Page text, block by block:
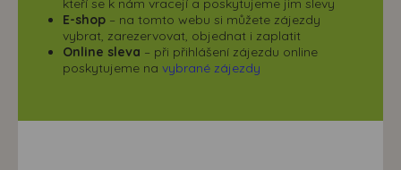
E-shop – na tomto webu si můžete zájezdy
vybrat, zarezervovat, objednat i zaplatit
Online sleva – při přihlášení zájezdu online
poskytujeme na vybrané zájezdy